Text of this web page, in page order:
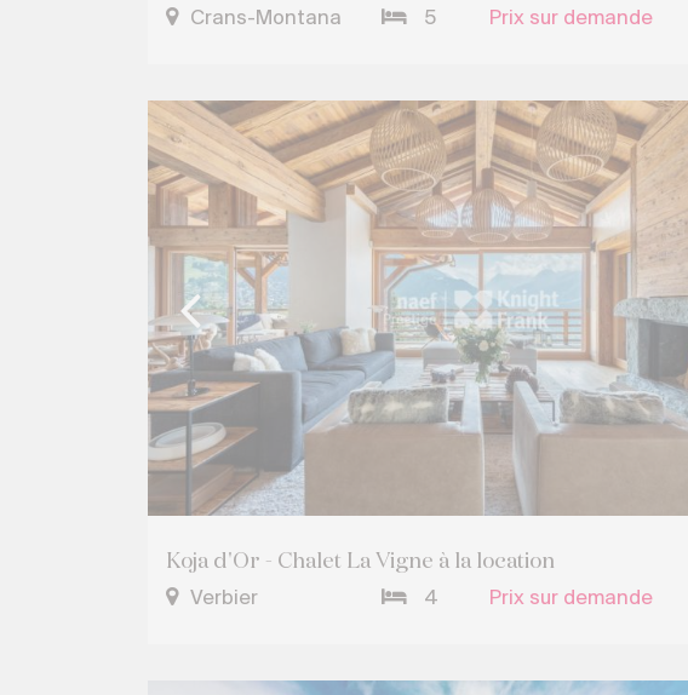
Crans-Montana 5 Prix sur demande
Koja d'Or - Chalet La Vigne à la location
Verbier 4 Prix sur demande